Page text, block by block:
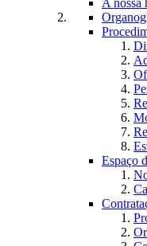
A nossa
Espaço